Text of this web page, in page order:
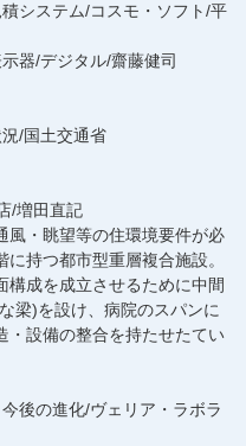
システム/コスモ・ソフト/平
器/デジタル/齋藤健司
/国土交通省
/増田直記
風・眺望等の住環境要件が必
持つ都市型重層複合施設。
構成を成立させるために中間
梁)を設け、病院のスパンに
・設備の整合を持たせたてい
後の進化/ヴェリア・ラボラ